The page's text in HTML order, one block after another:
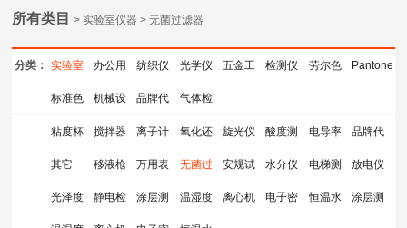
所有类目> 实验室仪器 > 无菌过滤器
分类： 实验室
仪器
办公用
品
纺织仪
器
光学仪
器
五金工 检测仪 劳尔色 Pantone
标准色
卡
机械设
备
品牌代
理
气体检
测仪器
粘度杯 搅拌器 离子计
测量仪
氧化还
原电位
计
旋光仪 酸度测
量仪
电导率
仪
品牌代
理
其它 移液枪 万用表 无菌过
滤器
安规试
验指
水分仪
检测仪
电梯测
试检测
放电仪
光泽度 静电检 涂层测 温湿度 离心机 电子密 恒温水 涂层测